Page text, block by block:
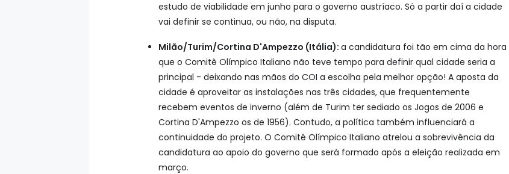
estudo de viabilidade em junho para o governo austríaco. Só a partir daí a cidade
vai definir se continua, ou não, na disputa.
Milão/Turim/Cortina D'Ampezzo (Itália): a candidatura foi tão em cima da hora
que o Comitê Olímpico Italiano não teve tempo para definir qual cidade seria a
principal - deixando nas mãos do COI a escolha pela melhor opção! A aposta da
cidade é aproveitar as instalações nas três cidades, que frequentemente
recebem eventos de inverno (além de Turim ter sediado os Jogos de 2006 e
Cortina D'Ampezzo os de 1956). Contudo, a política também influenciará a
continuidade do projeto. O Comitê Olímpico Italiano atrelou a sobrevivência da
candidatura ao apoio do governo que será formado após a eleição realizada em
março.